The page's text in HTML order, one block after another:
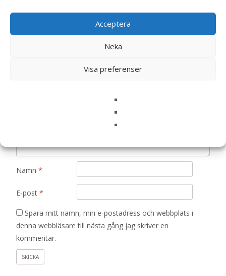
Acceptera
Neka
Visa preferenser
Bli först med att recensera ”True Fresh
Duck Adult All Breed Torrfoder för Hund –
4 kg – Carnilove”
Din e-postadress kommer inte publiceras.
Namn *
E-post *
Spara mitt namn, min e-postadress och webbplats i
denna webbläsare till nästa gång jag skriver en
kommentar.